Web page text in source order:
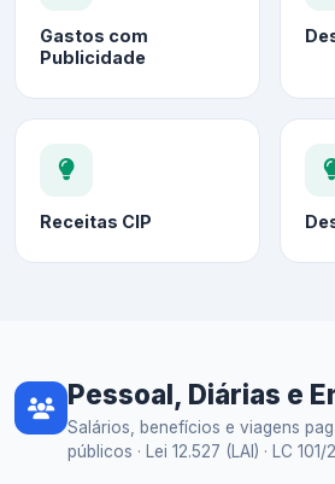
Gastos com
Publicidade
Receitas CIP
Pessoal, Diárias e
Salários, benefícios e viagens
públicos · Lei 12.527 (LAI) · LC